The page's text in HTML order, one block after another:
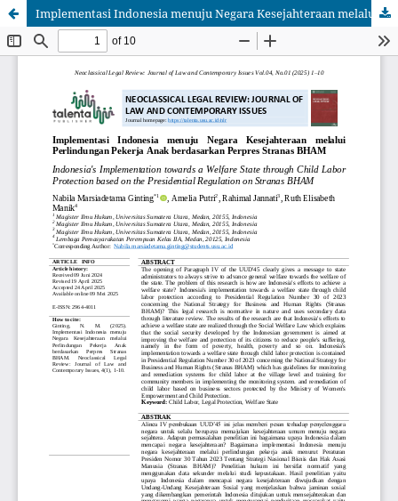
Implementasi Indonesia menuju Negara Kesejahteraan melalui Perlindungan Pekerja Anak berdasarkan Perpres Stranas BHAM